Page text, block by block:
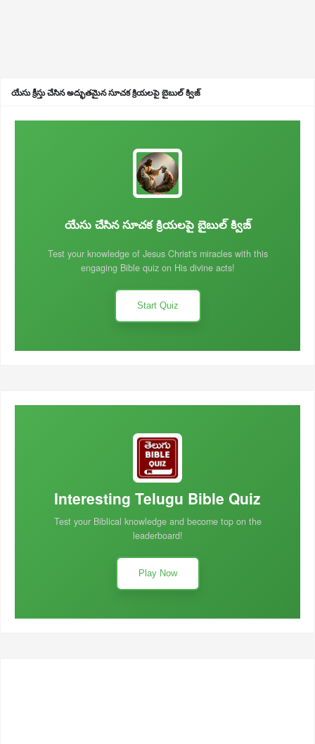
యేసు క్రీస్తు చేసిన అద్భుతమైన సూచక క్రియలపై బైబుల్ క్విజ్
యేసు చేసిన సూచక క్రియలపై బైబుల్ క్విజ్
Test your knowledge of Jesus Christ's miracles with this
engaging Bible quiz on His divine acts!
Start Quiz
Interesting Telugu Bible Quiz
Test your Biblical knowledge and become top on the
leaderboard!
Play Now